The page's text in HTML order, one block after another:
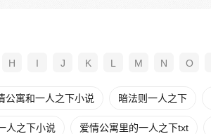
H I J K L M N O
公寓和一人之下小说 暗法则一人之下
人之下小说 爱情公寓里的一人之下txt